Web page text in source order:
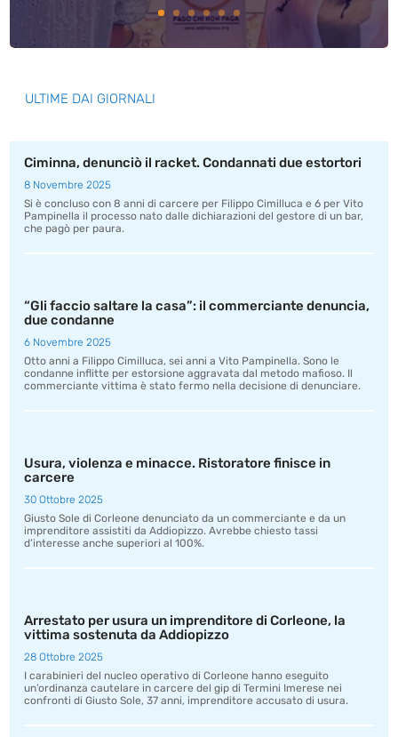
ULTIME DAI GIORNALI
Ciminna, denunciò il racket. Condannati due estortori
8 Novembre 2025
Si è concluso con 8 anni di carcere per Filippo Cimilluca e 6 per Vito
Pampinella il processo nato dalle dichiarazioni del gestore di un bar,
che pagò per paura.
“Gli faccio saltare la casa”: il commerciante denuncia,
due condanne
6 Novembre 2025
Otto anni a Filippo Cimilluca, sei anni a Vito Pampinella. Sono le
condanne inflitte per estorsione aggravata dal metodo mafioso. Il
commerciante vittima è stato fermo nella decisione di denunciare.
Usura, violenza e minacce. Ristoratore finisce in
carcere
30 Ottobre 2025
Giusto Sole di Corleone denunciato da un commerciante e da un
imprenditore assistiti da Addiopizzo. Avrebbe chiesto tassi
d’interesse anche superiori al 100%.
Arrestato per usura un imprenditore di Corleone, la
vittima sostenuta da Addiopizzo
28 Ottobre 2025
I carabinieri del nucleo operativo di Corleone hanno eseguito
un’ordinanza cautelare in carcere del gip di Termini Imerese nei
confronti di Giusto Sole, 37 anni, imprenditore accusato di usura.